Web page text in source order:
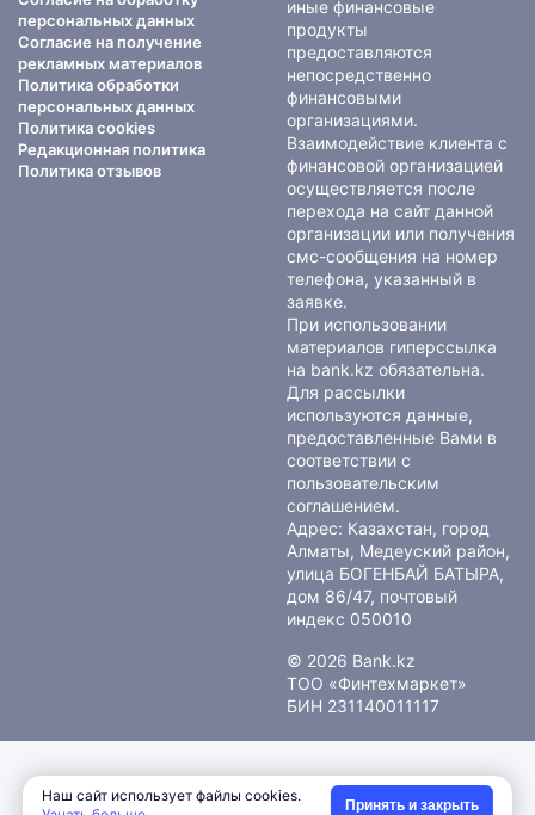
персональных данных
Согласие на получение
рекламных материалов
Политика обработки
персональных данных
Политика cookies
Редакционная политика
Политика отзывов
иные финансовые
продукты
предоставляются
непосредственно
финансовыми
организациями.
Взаимодействие клиента с
финансовой организацией
осуществляется после
перехода на сайт данной
организации или получения
смс-сообщения на номер
телефона, указанный в
заявке.
При использовании
материалов гиперссылка
на bank.kz обязательна.
Для рассылки
используются данные,
предоставленные Вами в
соответствии с
пользовательским
соглашением.
Адрес: Казахстан, город
Алматы, Медеуский район,
улица БОГЕНБАЙ БАТЫРА,
дом 86/47, почтовый
индекс 050010
© 2026 Bank.kz
ТОО «Финтехмаркет»
БИН 231140011117
Наш сайт использует файлы cookies.
Принять и закрыть